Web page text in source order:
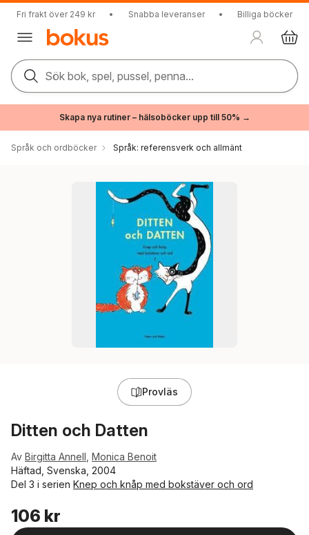
Fri frakt över 249 kr • Snabba leveranser • Billiga böcker
Sök bok, spel, pussel, penna...
Skapa nya rutiner – hälsoböcker upp till 50% →
Språk och ordböcker Språk: referensverk och allmänt
Provläs
Ditten och Datten
Av Birgitta Annell Monica Benoit
Häftad, Svenska, 2004
Del 3 i serien Knep och knåp med bokstäver och ord
106 kr